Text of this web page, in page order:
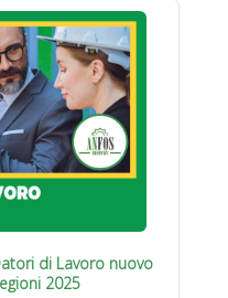
di Lavoro nuovo
2025